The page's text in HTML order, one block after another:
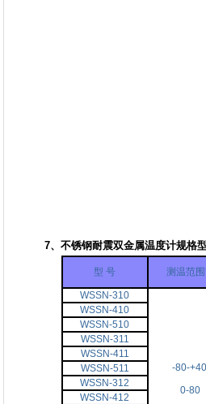
7、不锈钢耐震双金属温度计规格
型 号 测温范
WSSN-310
-80-
0-80
WSSN-410
WSSN-510
WSSN-311
WSSN-411
WSSN-511
WSSN-312
WSSN-412